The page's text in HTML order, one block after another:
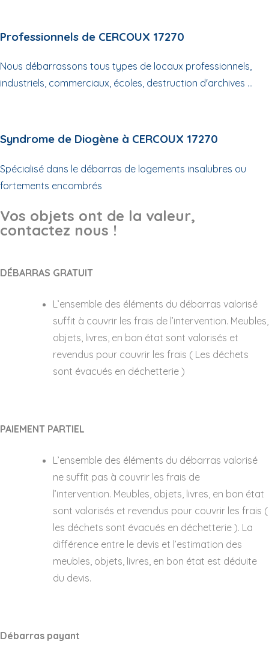
Professionnels de CERCOUX 17270
Nous débarrassons tous types de locaux professionnels,
industriels, commerciaux, écoles, destruction d'archives ...
Syndrome de Diogène à CERCOUX 17270
Spécialisé dans le débarras de logements insalubres ou
fortements encombrés
Vos objets ont de la valeur,
contactez nous !
DÉBARRAS GRATUIT
L’ensemble des éléments du débarras valorisé
suffit à couvrir les frais de l’intervention. Meubles,
objets, livres, en bon état sont valorisés et
revendus pour couvrir les frais ( Les déchets
sont évacués en déchetterie )
PAIEMENT PARTIEL
L’ensemble des éléments du débarras valorisé
ne suffit pas à couvrir les frais de
l’intervention. Meubles, objets, livres, en bon état
sont valorisés et revendus pour couvrir les frais (
les déchets sont évacués en déchetterie ). La
différence entre le devis et l’estimation des
meubles, objets, livres, en bon état est déduite
du devis.
Débarras payant